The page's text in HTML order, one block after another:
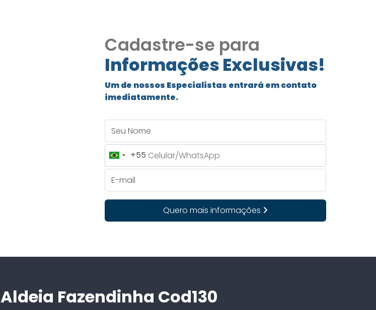
Cadastre-se para
Informações Exclusivas!
Um de nossos Especialistas entrará em contato
imediatamente.
Brazil
+55
+55
Quero mais informações
Aldeia Fazendinha Cod130